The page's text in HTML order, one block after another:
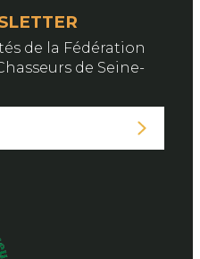
de la Fédération
de Seine-